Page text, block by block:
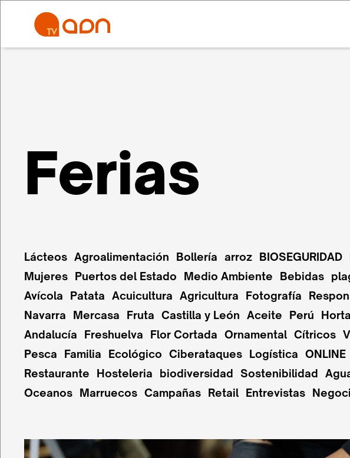
Ferias
Lácteos Agroalimentación Bollería arroz BIOSEGURIDAD
Mujeres Puertos del Estado Medio Ambiente Bebidas
Avícola
Patata Acuicultura Agricultura Fotografía
Navarra
Mercasa Fruta Castilla y León Aceite Perú
Andalucía
Freshuelva Flor Cortada Ornamental Cítricos
Pesca
Familia Ecológico Ciberataques Logística ONLINE
Restaurante
Hosteleria biodiversidad Sostenibilidad
Oceanos Marruecos Campañas Retail Entrevistas